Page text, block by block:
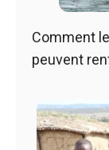
Comment
peuvent